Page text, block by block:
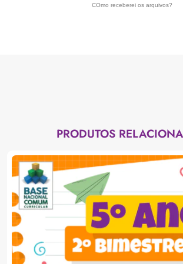
COmo receberei os arquivos?
PRODUTOS